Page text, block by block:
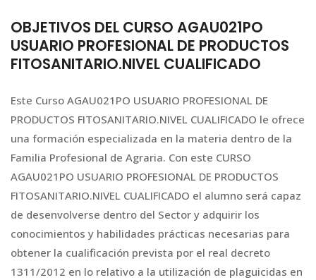
OBJETIVOS DEL CURSO AGAU021PO
USUARIO PROFESIONAL DE PRODUCTOS
FITOSANITARIO.NIVEL CUALIFICADO
Este Curso AGAU021PO USUARIO PROFESIONAL DE
PRODUCTOS FITOSANITARIO.NIVEL CUALIFICADO le ofrece
una formación especializada en la materia dentro de la
Familia Profesional de Agraria. Con este CURSO
AGAU021PO USUARIO PROFESIONAL DE PRODUCTOS
FITOSANITARIO.NIVEL CUALIFICADO el alumno será capaz
de desenvolverse dentro del Sector y adquirir los
conocimientos y habilidades prácticas necesarias para
obtener la cualificación prevista por el real decreto
1311/2012 en lo relativo a la utilización de plaguicidas en